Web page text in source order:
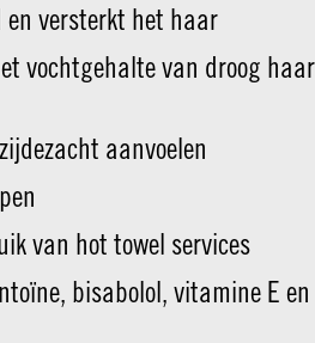
versterkt het haar
vochtgehalte van droog
aanvoelen
van hot towel services
bisabolol, vitamine E en